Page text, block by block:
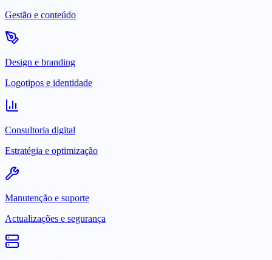
Gestão e conteúdo
Design e branding
Logotipos e identidade
Consultoria digital
Estratégia e optimização
Manutenção e suporte
Actualizações e segurança